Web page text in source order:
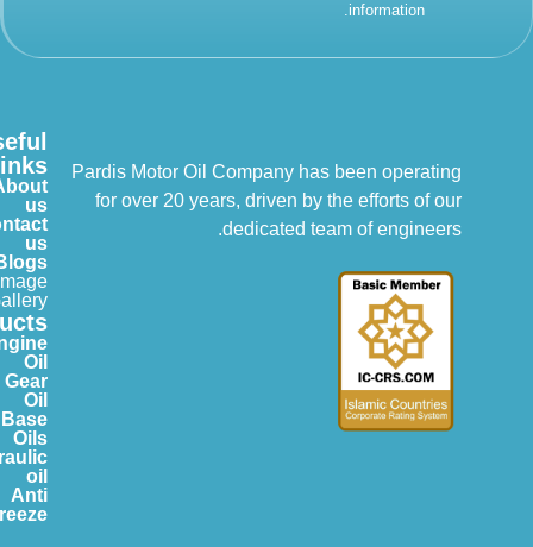
information.
Pardis Motor Oil Company has been operating
for over 20 years, driven by the efforts of our
dedicated team of engineers.
Useful
Links
About
us
Contact
Gallery
Products
Engine
Hydraulic
Freeze